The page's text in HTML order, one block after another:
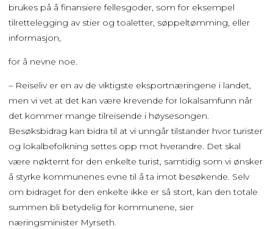
brukes på å finansiere fellesgoder, som for eksempel
tilrettelegging av stier og toaletter, søppeltømming, eller
informasjon,
for å nevne noe.
– Reiseliv er en av de viktigste eksportnæringene i landet,
men vi vet at det kan være krevende for lokalsamfunn når
det kommer mange tilreisende i høysesongen.
Besøksbidrag kan bidra til at vi unngår tilstander hvor turister
og lokalbefolkning settes opp mot hverandre. Det skal
være nøkternt for den enkelte turist, samtidig som vi ønsker
å styrke kommunenes evne til å ta imot besøkende. Selv
om bidraget for den enkelte ikke er så stort, kan den totale
summen bli betydelig for kommunene, sier
næringsminister Myrseth.